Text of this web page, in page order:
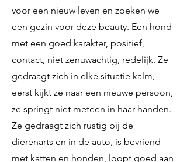
voor een nieuw leven en zoeken we
een gezin voor deze beauty. Een hond
met een goed karakter, positief,
contact, niet zenuwachtig, redelijk. Ze
gedraagt ​​​​zich in elke situatie kalm,
eerst kijkt ze naar een nieuwe persoon,
ze springt niet meteen in haar handen.
Ze gedraagt ​​zich rustig bij de
dierenarts en in de auto, is bevriend
met katten en honden, loopt goed aan